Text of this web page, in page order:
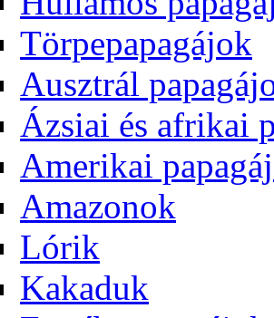
Törpepapagájok
Ausztrál
Ázsiai és afrikai
Amerikai
Amazonok
Lórik
Kakaduk